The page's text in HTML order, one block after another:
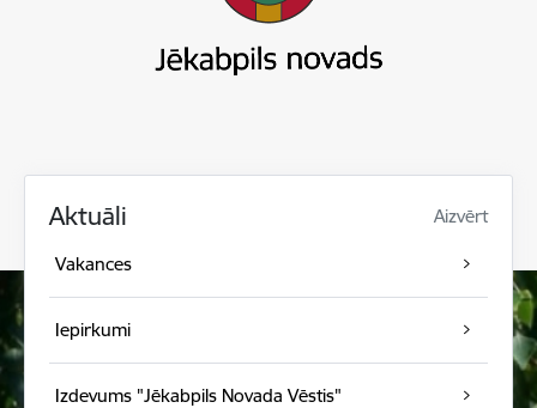
Aktuāli Aizvērt
Vakances
Iepirkumi
Izdevums "Jēkabpils Novada Vēstis"